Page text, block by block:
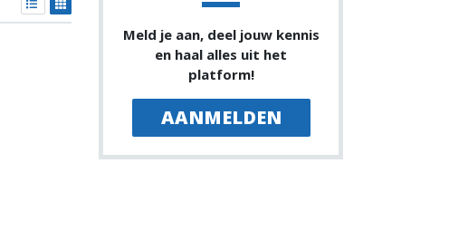
Meld je aan, deel jouw kennis
en haal alles uit het
platform!
AANMELDEN